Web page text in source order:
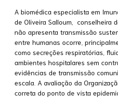
A biomédica especialista em
de Oliveira Salloum, conselheira
não apresenta transmissão
entre humanas ocorre,
como secreções respiratórias,
ambientes hospitalares sem
evidências de transmissão
escala. A avaliação da
correta do ponto de vista